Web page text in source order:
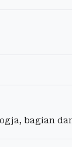
bagian